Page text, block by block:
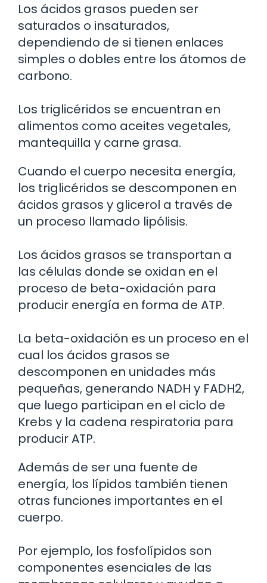
Los ácidos grasos pueden ser
saturados o insaturados,
dependiendo de si tienen enlaces
simples o dobles entre los átomos de
carbono.
Los triglicéridos se encuentran en
alimentos como aceites vegetales,
mantequilla y carne grasa.
Cuando el cuerpo necesita energía,
los triglicéridos se descomponen en
ácidos grasos y glicerol a través de
un proceso llamado lipólisis.
Los ácidos grasos se transportan a
las células donde se oxidan en el
proceso de beta-oxidación para
producir energía en forma de ATP.
La beta-oxidación es un proceso en el
cual los ácidos grasos se
descomponen en unidades más
pequeñas, generando NADH y FADH2,
que luego participan en el ciclo de
Krebs y la cadena respiratoria para
producir ATP.
Además de ser una fuente de
energía, los lípidos también tienen
otras funciones importantes en el
cuerpo.
Por ejemplo, los fosfolípidos son
componentes esenciales de las